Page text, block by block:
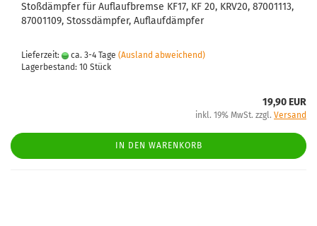
Stoßdämpfer für Auflaufbremse KF17, KF 20, KRV20, 87001113,
87001109, Stossdämpfer, Auflaufdämpfer
Lieferzeit: ca. 3-4 Tage (Ausland abweichend)
Lagerbestand: 10 Stück
19,90 EUR
inkl. 19% MwSt. zzgl. Versand
IN DEN WARENKORB